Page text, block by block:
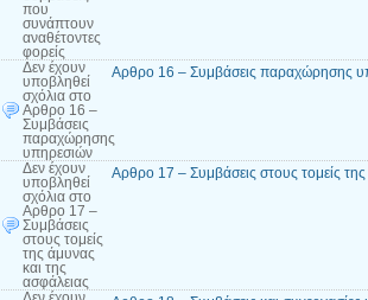
που
συνάπτουν
αναθέτοντες
φορείς
Δεν έχουν
υποβληθεί
σχόλια στο
Αρθρο 16 –
Συμβάσεις
παραχώρησης
υπηρεσιών
Αρθρο 16 – Συμβάσεις παραχώρησης
Δεν έχουν
υποβληθεί
σχόλια στο
Αρθρο 17 –
Συμβάσεις
στους τομείς
της άμυνας
και της
ασφάλειας
Αρθρο 17 – Συμβάσεις στους τομείς